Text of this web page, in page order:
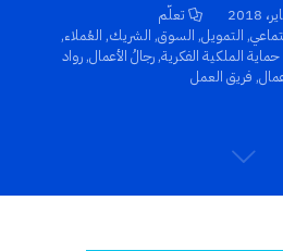
تعلّم
, التمويل, السوق, الشريك, العُملاء,
حماية الملكية الفكرية, رجالُ الأعمال, رواد
, فريق العمل